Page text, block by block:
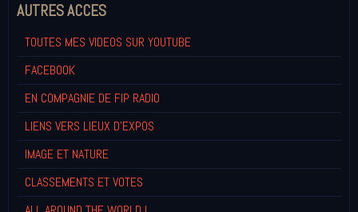
AUTRES ACCES
TOUTES MES VIDEOS SUR YOUTUBE
FACEBOOK
EN COMPAGNIE DE FIP RADIO
LIENS VERS LIEUX D'EXPOS
IMAGE ET NATURE
CLASSEMENTS ET VOTES